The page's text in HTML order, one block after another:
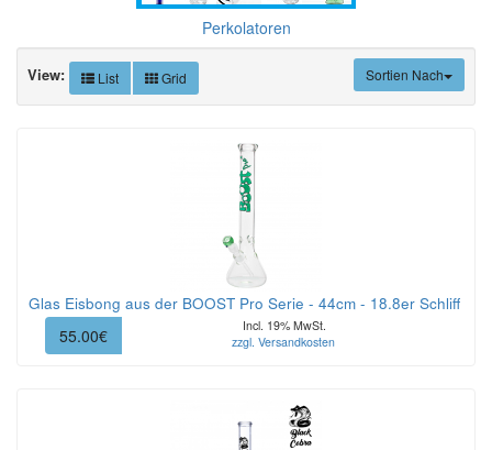
Perkolatoren
Sortien Nach
View: List Grid
Glas Eisbong aus der BOOST Pro Serie - 44cm - 18.8er Schliff
55.00€
Incl. 19% MwSt.
zzgl. Versandkosten